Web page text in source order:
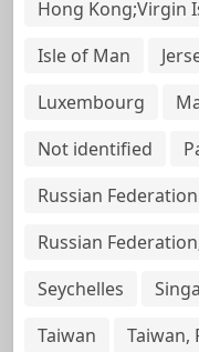
Hong Kong;Virgin
Isle of Man
Luxembourg
Not identified
Russian Federation
Russian
Seychelles
Taiwan
Taiwan,